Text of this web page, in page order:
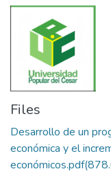
Files
Desarrollo de un
económica y el
económicos.pdf